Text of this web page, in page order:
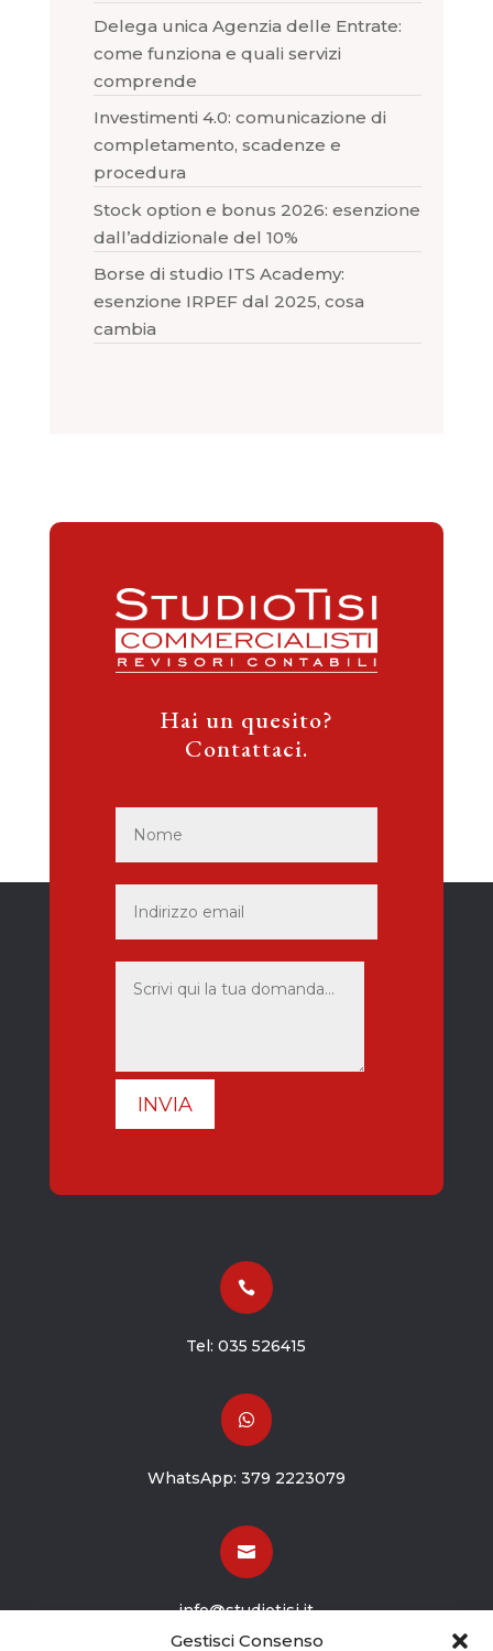
Gestisci Consenso
Delega unica Agenzia delle Entrate:
come funziona e quali servizi
comprende
Investimenti 4.0: comunicazione di
completamento, scadenze e
procedura
Stock option e bonus 2026: esenzione
dall’addizionale del 10%
Borse di studio ITS Academy:
esenzione IRPEF dal 2025, cosa
cambia
Hai un quesito?
Contattaci.
INVIA

Tel:035 526415

WhatsApp: 379 2223079

info@studiotisi.it